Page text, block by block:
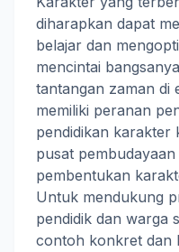
diharapkan dapat
belajar dan
mencintai
tantangan zaman di
memiliki peranan
pendidikan karakter
pusat
pembentukan
Untuk mendukung
pendidik dan warga
contoh konkret dan